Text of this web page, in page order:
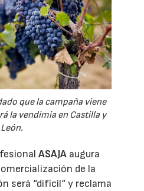
que la campaña viene
la vendimia en Castilla y
León.
ASAJA augura
de la
será “difícil“ y reclama